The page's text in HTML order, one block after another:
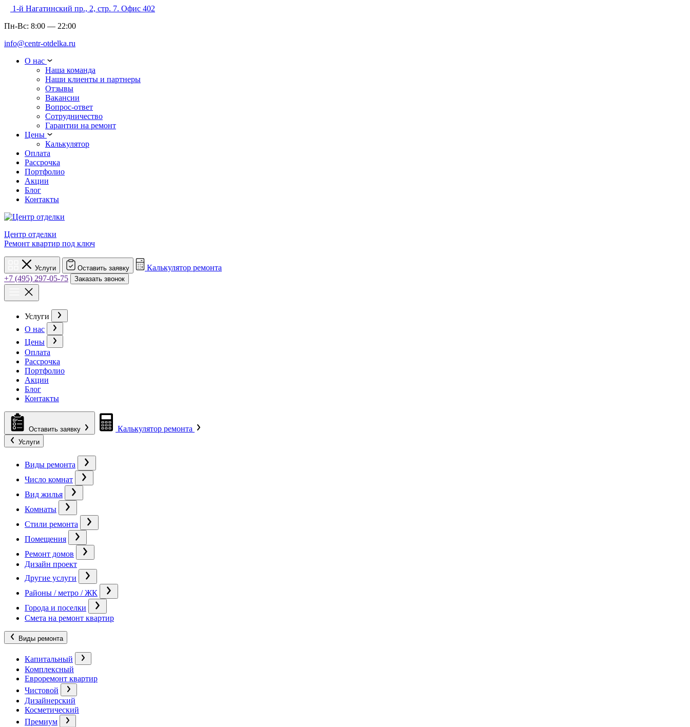
1-й Нагатинский пр., 2, стр. 7. Офис 402
Пн-Вс: 8:00 — 22:00
info@centr-otdelka.ru
О нас
Наша команда
Наши клиенты и партнеры
Отзывы
Вакансии
Вопрос-ответ
Сотрудничество
Гарантии на ремонт
Цены
Калькулятор
Оплата
Рассрочка
Портфолио
Акции
Блог
Контакты
Центр отделки
Ремонт квартир под ключ
Услуги Оставить заявку
Калькулятор ремонта
+7 (495) 297-05-75
Заказать звонок
Услуги
О нас
Цены
Оплата
Рассрочка
Портфолио
Акции
Блог
Контакты
Оставить заявку Калькулятор ремонта
Услуги
Виды ремонта
Число комнат
Вид жилья
Комнаты
Стили ремонта
Помещения
Ремонт домов
Дизайн проект
Другие услуги
Районы / метро / ЖК
Города и поселки
Смета на ремонт квартир
Виды ремонта
Капитальный
Комплексный
Евроремонт квартир
Чистовой
Дизайнерский
Косметический
Премиум